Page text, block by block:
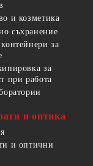
и козметика
съхранение
за
за
при работа
и оптика
и оптични